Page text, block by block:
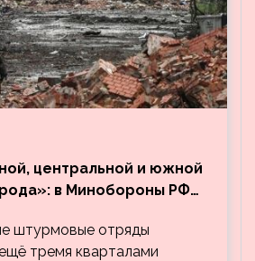
центральной и южной
в Минобороны РФ
Артёмовска
штурмовые отряды
тремя кварталами